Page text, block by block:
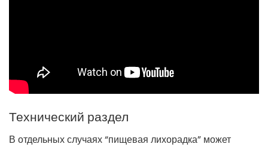
Технический раздел
В отдельных случаях “пищевая лихорадка” может